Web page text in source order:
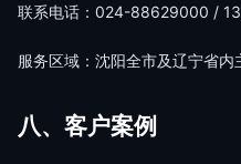
联系电话：024-88629000 /
服务区域：沈阳全市及辽宁省内
八、客户案例